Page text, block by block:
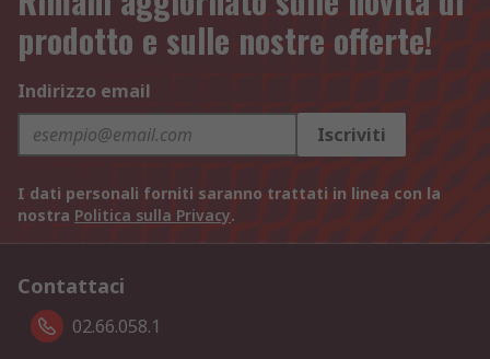
prodotto e sulle nostre offerte!
Indirizzo email
Iscriviti
I dati personali forniti saranno trattati in linea con la
nostra Politica sulla Privacy.
Contattaci
02.66.058.1